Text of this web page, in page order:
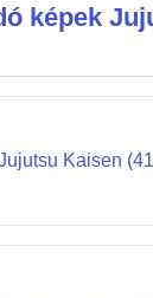
képek
Kaisen